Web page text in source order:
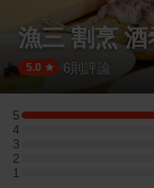
漁三 割烹 酒
5.0 6 則評論
5
5 星：3 則評論
4
4 星：0 則評論
3
3 星：0 則評論
2
2 星：0 則評論
1
1 星：0 則評論